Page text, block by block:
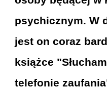
psychicznym. W
jest on coraz
książce
telefonie